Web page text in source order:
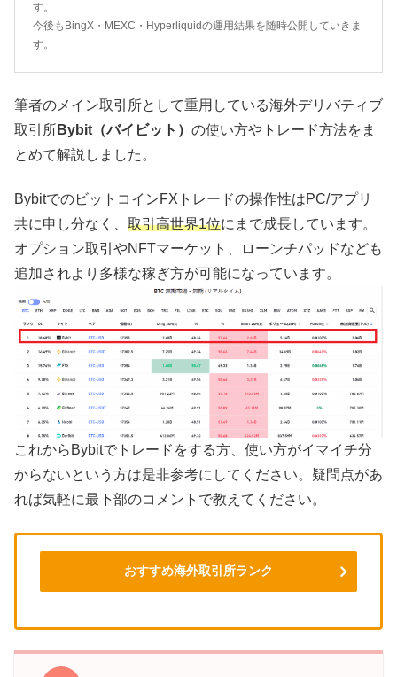
す。
今後もBingX・MEXC・Hyperliquidの運用結果を随時公開していきま
す。
筆者のメイン取引所として重用している海外デリバティブ
取引所Bybit（バイビット） の使い方やトレード方法をま
とめて解説しました。
BybitでのビットコインFXトレードの操作性はPC/アプリ
共に申し分なく、 取引高世界1位にまで成長しています。
オプション取引やNFTマーケット、ローンチパッドなども
追加されより多様な稼ぎ方が可能になっています。
これからBybitでトレードをする方、使い方がイマイチ分
からないという方は是非参考にしてください。疑問点があ
れば気軽に最下部のコメントで教えてください。
おすすめ海外取引所ランク